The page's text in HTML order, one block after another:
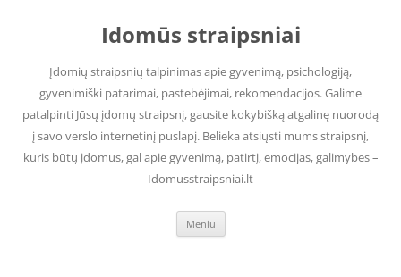
Idomūs straipsniai
Įdomių straipsnių talpinimas apie gyvenimą, psichologiją,
gyvenimiški patarimai, pastebėjimai, rekomendacijos. Galime
patalpinti Jūsų įdomų straipsnį, gausite kokybišką atgalinę nuorodą
į savo verslo internetinį puslapį. Belieka atsiųsti mums straipsnį,
kuris būtų įdomus, gal apie gyvenimą, patirtį, emocijas, galimybes –
Idomusstraipsniai.lt
Meniu